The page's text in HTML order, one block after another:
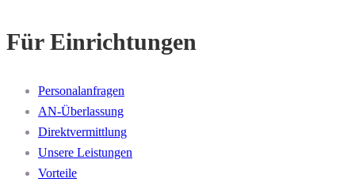
Für Einrichtungen
Personalanfragen
AN-Überlassung
Direktvermittlung
Unsere Leistungen
Vorteile